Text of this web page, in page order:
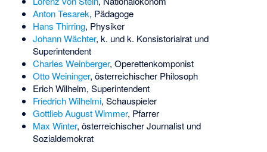
Anton Tesarek, Pädagoge
Hans Thirring, Physiker
Johann Wächter, k. und k. Konsistorialrat und
Superintendent
Charles Weinberger, Operettenkomponist
Otto Weininger, österreichischer Philosoph
Erich Wilhelm, Superintendent
Friedrich Wilhelmi, Schauspieler
Gottlieb August Wimmer, Pfarrer
Max Winter, österreichischer Journalist und
Sozialdemokrat